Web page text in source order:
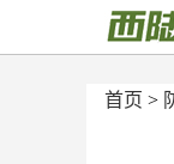
首页 >